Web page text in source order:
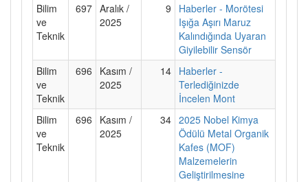
Bilim
ve
Teknik
697 Aralık /
2025
9
Haberler - Morötesi
Işığa Aşırı Maruz
Kalındığında Uyaran
Giyilebilir Sensör
Bilim
ve
Teknik
696
Kasım /
2025
14 Haberler -
Terlediğinizde
İncelen Mont
Bilim
ve
Teknik
696
Kasım /
2025
34 2025 Nobel Kimya
Ödülü Metal Organik
Kafes (MOF)
Malzemelerin
Geliştirilmesine